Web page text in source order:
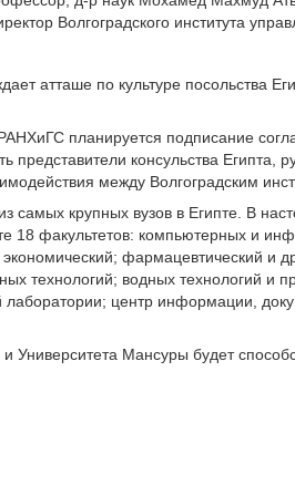
Волгоградского института
атташе по культуре
планируется подписание
представители консульства
между Волгоградским
самых крупных вузов в Египте. В
18 факультетов: компьютерных и
фармацевтический и
технологий; водных технологий и
лаборатории; центр информации,
Мансуры будет